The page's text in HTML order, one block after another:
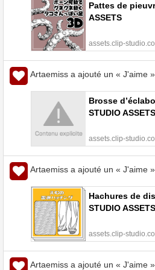
Pattes de
ASSETS
assets.clip-
Artaemiss a ajouté un « J'aime
Brosse
STUDIO ASSETS
assets.clip-
Artaemiss a ajouté un « J'aime
Hachures de
STUDIO ASSETS
assets.clip-
Artaemiss a ajouté un « J'aime